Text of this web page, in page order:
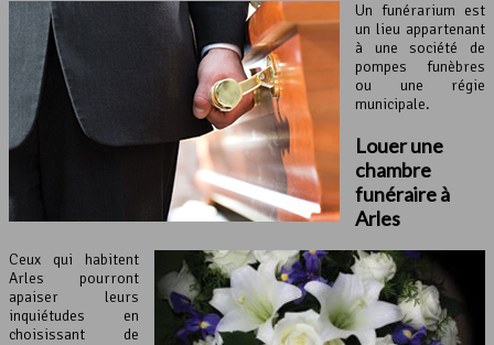
Un funérarium est
un lieu appartenant
à une société de
pompes funèbres
ou une régie
municipale.
Louer une
chambre
funéraireà
Arles
Ceux qui habitent
Arles pourront
apaiser leurs
inquiétudes en
choisissant de